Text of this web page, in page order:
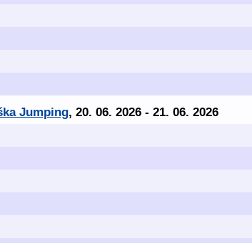
Jumping, 20. 06. 2026 - 21. 06. 2026